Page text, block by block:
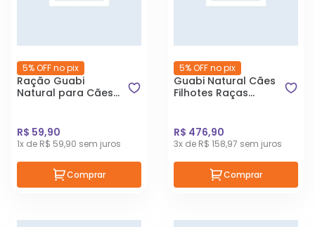
5% OFF no pix
Ração Guabi
Natural para Cães
Sabor Cordeiro e
Aveia 1kg
R$ 59,90
1x de R$ 59,90 sem juros
Comprar
5% OFF no pix
Guabi Natural Cães
Filhotes Raças
Integral 20kg
R$ 476,90
3x de R$ 158,97 sem juros
Comprar